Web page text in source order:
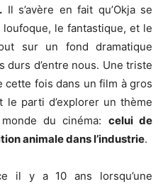
Il s’avère en fait qu’Okja se
le fantastique, et le
sur un fond dramatique
durs d’entre nous. Une triste
fois dans un film à gros
parti d’explorer un thème
du cinéma: celui de
animale dans l’industrie.
il y a 10 ans lorsqu’une